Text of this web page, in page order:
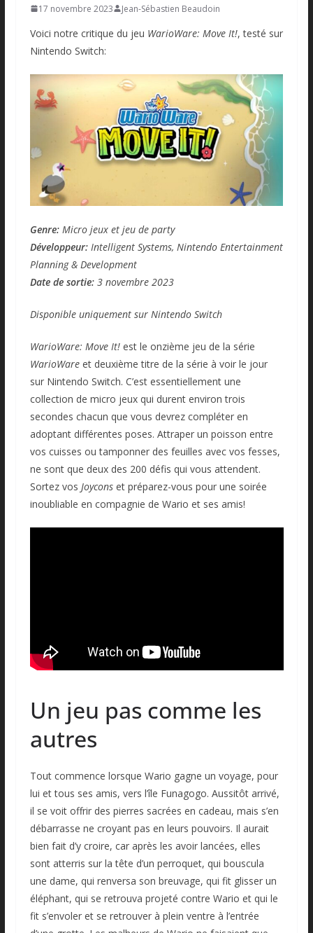
17 novembre 2023 Jean-Sébastien Beaudoin
Voici notre critique du jeu WarioWare: Move It!, testé sur
Nintendo Switch:
Genre: Micro jeux et jeu de party
Développeur: Intelligent Systems, Nintendo Entertainment
Planning & Development
Date de sortie:3 novembre 2023
Disponible uniquement sur Nintendo Switch
WarioWare: Move It! est le onzième jeu de la série
WarioWare et deuxième titre de la série à voir le jour
sur Nintendo Switch. C’est essentiellement une
collection de micro jeux qui durent environ trois
secondes chacun que vous devrez compléter en
adoptant différentes poses. Attraper un poisson entre
vos cuisses ou tamponner des feuilles avec vos fesses,
ne sont que deux des 200 défis qui vous attendent.
Sortez vos Joyconset préparez-vous pour une soirée
inoubliable en compagnie de Wario et ses amis!
Un jeu pas comme les
autres
Tout commence lorsque Wario gagne un voyage, pour
lui et tous ses amis, vers l’île Funagogo. Aussitôt arrivé,
il se voit offrir des pierres sacrées en cadeau, mais s’en
débarrasse ne croyant pas en leurs pouvoirs. Il aurait
bien fait d’y croire, car après les avoir lancées, elles
sont atterris sur la tête d’un perroquet, qui bouscula
une dame, qui renversa son breuvage, qui fit glisser un
éléphant, qui se retrouva projeté contre Wario et qui le
fit s’envoler et se retrouver à plein ventre à l’entrée